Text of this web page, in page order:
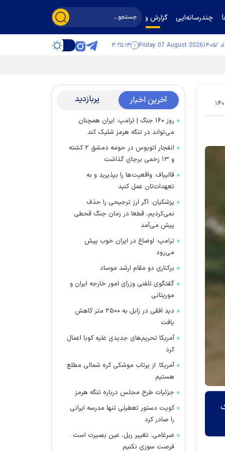
چندرسانه‌ایی گزارش و گفت‌وگو
Friday 07 August 2026 ۴:۲۵:۱۵
۲۱ آخرین اخبار پربازدید
روز ۱۶۰ جنگ | ترامپ: ایران همچنان
می‌تواند در تنگه هرمز شلیک کند
انفجار اتوبوس در حومه دمشق ۲ کشته
و ۱۳ زخمی برجای گذاشت
قالیباف: واقعیت‌ها را بپذیرید و به
تعهدات‌تان عمل کنید
پزشکیان: اگر ارز ترجیحی را حذف
نمی‌کردیم، قطعا در زمان جنگ قحطی
پیش می‌آمد
ترامپ: اوضاع در ایران خوب پیش
می‌رود
برکناری دو مقام ارشد موساد
گفتگوی تلفنی وزرای امور خارجه ایران و
موریتانی
دید افقی در زابل به ۲۵۰۰ متر کاهش
یافت
آمریکا تحریم‌های جدیدی علیه کوبا اعمال
کرد
آمریکا: از پرتاب موشکی کره شمالی مطلع
هستیم
جزئیات طرح مجلس درباره تنگه هرمز
کویت دستور تعطیلی تنها مدرسه ایرانی
را صادر کرد
ضرغامی: تغییر ریل، عین بصیرت است.
فرصت سوزی نکنیم